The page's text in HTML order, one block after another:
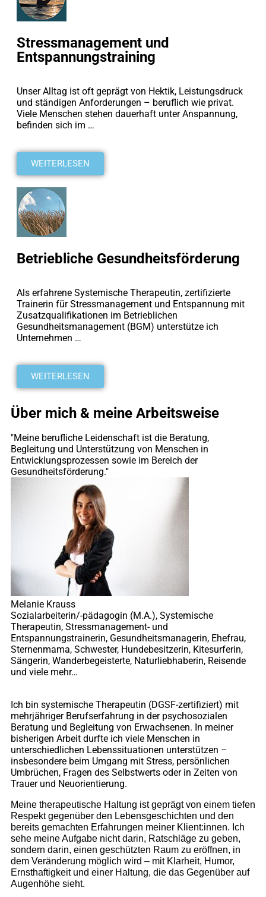
Stressmanagement und
Entspannungstraining
Unser Alltag ist oft geprägt von Hektik, Leistungsdruck
und ständigen Anforderungen – beruflich wie privat.
Viele Menschen stehen dauerhaft unter Anspannung,
befinden sich im …
WEITERLESEN
Betriebliche Gesundheitsförderung
Als erfahrene Systemische Therapeutin, zertifizierte
Trainerin für Stressmanagement und Entspannung mit
Zusatzqualifikationen im Betrieblichen
Gesundheitsmanagement (BGM) unterstütze ich
Unternehmen …
WEITERLESEN
Über mich & meine Arbeitsweise
"Meine berufliche Leidenschaft ist die Beratung,
Begleitung und Unterstützung von Menschen in
Entwicklungsprozessen sowie im Bereich der
Gesundheitsförderung."
Melanie Krauss
Sozialarbeiterin/-pädagogin (M.A.), Systemische
Therapeutin, Stressmanagement- und
Entspannungstrainerin, Gesundheitsmanagerin, Ehefrau,
Sternenmama, Schwester, Hundebesitzerin, Kitesurferin,
Sängerin, Wanderbegeisterte, Naturliebhaberin, Reisende
und viele mehr…
Ich bin systemische Therapeutin (DGSF-zertifiziert) mit
mehrjähriger Berufserfahrung in der psychosozialen
Beratung und Begleitung von Erwachsenen. In meiner
bisherigen Arbeit durfte ich viele Menschen in
unterschiedlichen Lebenssituationen unterstützen –
insbesondere beim Umgang mit Stress, persönlichen
Umbrüchen, Fragen des Selbstwerts oder in Zeiten von
Trauer und Neuorientierung.
Meine therapeutische Haltung ist geprägt von einem tiefen
Respekt gegenüber den Lebensgeschichten und den
bereits gemachten Erfahrungen meiner Klient:innen. Ich
sehe meine Aufgabe nicht darin, Ratschläge zu geben,
sondern darin, einen geschützten Raum zu eröffnen, in
dem Veränderung möglich wird – mit Klarheit, Humor,
Ernsthaftigkeit und einer Haltung, die das Gegenüber auf
Augenhöhe sieht.